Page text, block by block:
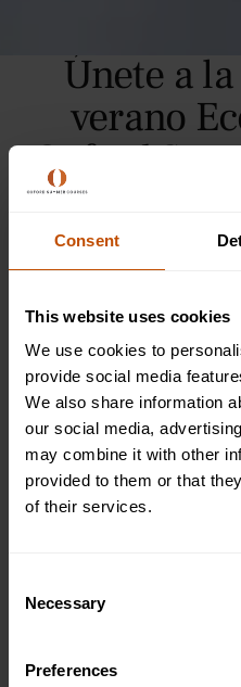
Consent
This website uses cookies
We use cookies to
provide social media
We also share information
our social media,
may combine it with other
provided to them or that
of their services.
Selection
Necessary
Preferences
Únete a
verano
Oxford
En los cursos de verano de
permite a las mentes jóvenes
personalizadas, diseñadas
fomentan el pensamiento
comunidad inclusiva, que se
en Cambridge. Cada curso
oportunidades de
estudiar Economía y
verano transformador con
¿Qué es la economía?
La economía es el estudio